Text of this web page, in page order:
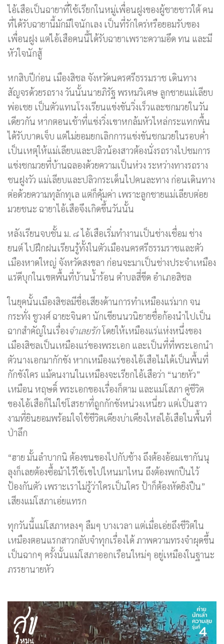
ไอ้เสือเป็นฉายาที่ใช้เรียกในหมู่เพื่อนฝูงของผู้ชายชาวใต้ คน
ที่ได้รับฉายานี้มักมีใจนักเลง เป็นที่รักใคร่หรือยอมรับของ
เพื่อนฝูง แต่ไอ้เสือคนนี้ได้รับฉายาเพราะความอึด ทน และมี
หัวใจนักสู้
หกสิบปีก่อน เมืองสิชล จังหวัดนครศรีธรรมราช เดินทาง
สัญจรด้วยรถราง วันนั้นนายภิรัฐ พรหมวิเศษ ลูกชายแม่เลียบ
พ่อเชย เป็นตัวแทนโรงเรียนแข่งขันวิ่งเร็วและชกมวยในวัน
เดียวกัน หากตอนเช้าที่แข่งวิ่งเขาหกล้มหัวไหล่กระแทกพื้น
ได้รับบาดเจ็บ แต่ไม่ยอมยกเลิกการแข่งขันชกมวยในรอบค่ำ
เป็นเหตุให้แม่เลียบและปลิวน้องสาวต้องนั่งรถรางไปชมการ
แข่งชกมวยที่บ้านฉลองด้วยความเป็นห่วง ระหว่างทางรถราง
ชนฝูงวัว แม่เลียบและปลิวกระเด็นไปคนละทาง ก่อนเดินทาง
ต่อด้วยความทุลักทุเล แต่ก็คุ้มค่า เพราะลูกชายแม่เลียบต่อย
มวยชนะ ฉายาไอ้เสือจึงเกิดขึ้นวันนั้น
หลังเรียนจบชั้น ม. ๘ ไอ้เสือเริ่มทำงานเป็นช่างเชื่อม ช่าง
ยนต์ ไปฝึกฝนเรียนรู้ทั้งในตัวเมืองนครศรีธรรมราชและตัว
เมืองหาดใหญ่ จังหวัดสงขลา ก่อนจะมาเป็นช่างประจำเหมือง
แร่ดีบุกในเขตพื้นที่บ้านน้ำร้อน ตำบลสี่ขีด อำเภอสิชล
ในยุคนั้นเมืองสิชลมีชื่อเสียงด้านการทำเหมืองแร่มาก จน
กระทั่ง ชูวงศ์ ฉายะจินดา นักเขียนนวนิยายชื่อก้องนำไปเป็น
ฉากสำคัญในเรื่องจำเลยรักโดยให้เหมืองแร่แห่งหนึ่งของ
เมืองสิชลเป็นเหมืองแร่ของพระเอก และเป็นที่ที่พระเอกนำ
ตัวนางเอกมากักขัง หากเหมืองแร่ของไอ้เสือไม่ได้เป็นพื้นที่
กักขังใคร แม้คนงานในเหมืองจะเรียกไอ้เสือว่า “นายหัว”
เหมือน หฤษดิ์ พระเอกของเรื่องก็ตาม และแม่โสภา คู่ชีวิต
ของไอ้เสือก็ไม่ใช่โสรยาที่ถูกกักขังหน่วงเหนี่ยว แต่เป็นสาว
งามที่ยินยอมพร้อมใจใช้ชีวิตเคียงบ่าเคียงไหล่ไอ้เสือในพื้นที่
ป่าลึก
“ฮาย มั้นลำบากนิ ต้องขนของไปกับช้าง ถึงต้องอ้อมเขากันนุ
ลุงก็เลยต้องซื้อม้าไว้ใช้เขไปไหนมาไหน ถึงต้องพกปืนไว้
ป้องกันตัว เพราะเราไม่รู้ว่าใครเป็นใคร ป้าก็ต้องหัดยิงปืน”
เสียงแม่โสภาเอ่ยแทรก
ทุกวันนี้แม่โสภาหลงๆ ลืมๆ บางเวลา แต่เมื่อเอ่ยถึงชีวิตใน
เหมืองตอนแรกสาวกลับจำทุกเรื่องได้ ภาพความทรงจำผุดขึ้น
เป็นฉากๆ ครั้งนั้นแม่โสภาออกเรือนใหม่ๆ อยู่เหมืองในฐานะ
ภรรยานายหัว